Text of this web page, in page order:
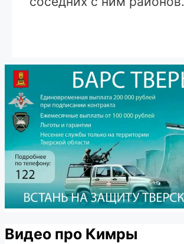
Видео про Кимры